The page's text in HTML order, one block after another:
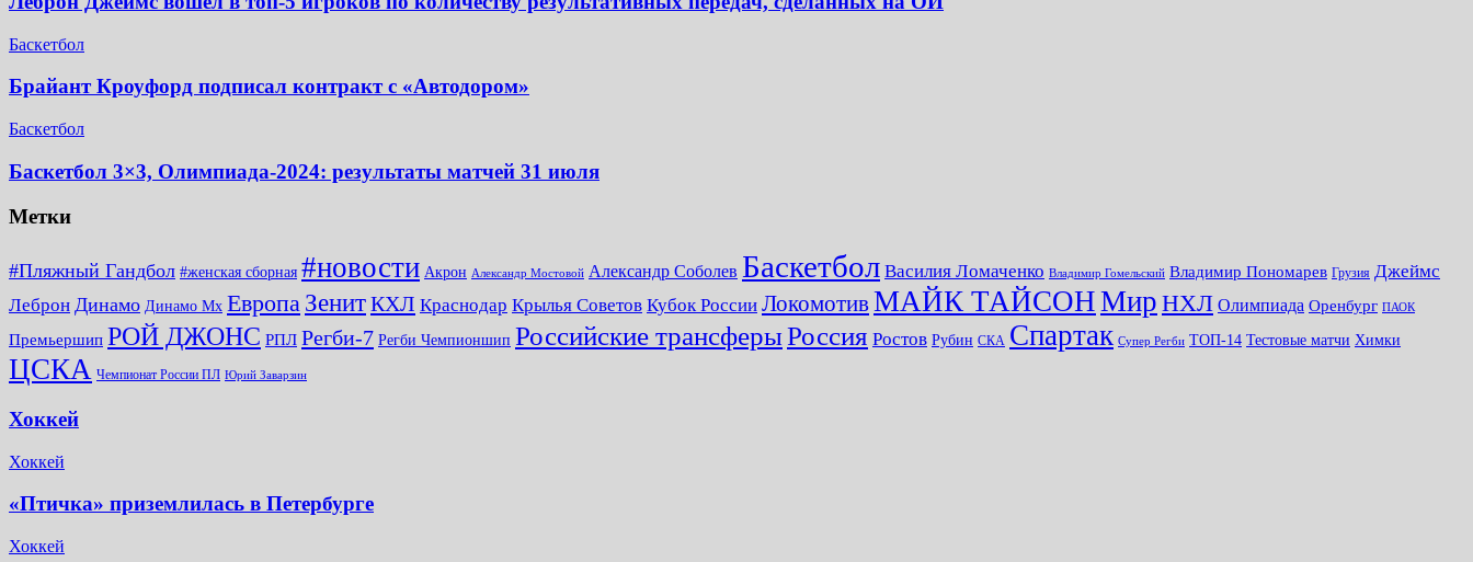
Баскетбол
Брайант Кроуфорд подписал контракт с «Автодором»
Баскетбол
Баскетбол 3×3, Олимпиада-2024: результаты матчей 31 июля
Метки
#Пляжный Гандбол #женская сборная #новости Акрон Александр Мостовой Александр Соболев Баскетбол Василия Ломаченко Владимир Гомельский Владимир Пономарев Грузия Джеймс
Леброн Динамо Динамо Мх Европа ЗенитКХЛ Краснодар Крылья Советов Кубок России ЛокомотивМАЙК ТАЙСОНМир НХЛ Олимпиада Оренбург ПАОК
Премьершип РОЙ ДЖОНС РПЛ Регби-7 Регби Чемпионшип Российские трансферыРоссия Ростов Рубин СКА Спартак Супер Регби ТОП-14 Тестовые матчи Химки
ЦСКА Чемпионат России ПЛ Юрий Заварзин
Хоккей
Хоккей
«Птичка» приземлилась в Петербурге
Хоккей